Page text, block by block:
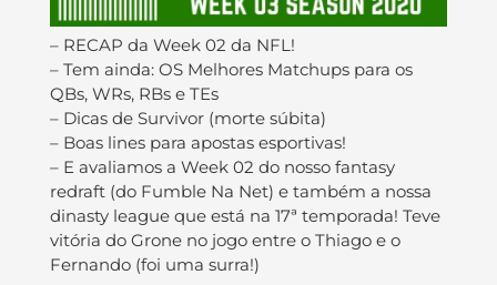
– RECAP da Week 02 da NFL!
– Tem ainda: OS Melhores Matchups para os
QBs, WRs, RBs e TEs
– Dicas de Survivor (morte súbita)
– Boas lines para apostas esportivas!
– E avaliamos a Week 02 do nosso fantasy
redraft (do Fumble Na Net) e também a nossa
dinasty league que está na 17ª temporada! Teve
vitória do Grone no jogo entre o Thiago e o
Fernando (foi uma surra!)